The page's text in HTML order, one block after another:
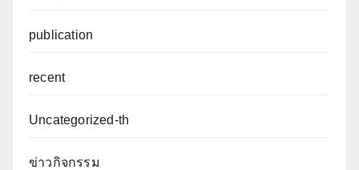
publication
recent
Uncategorized-th
ข่าวกิจกรรม